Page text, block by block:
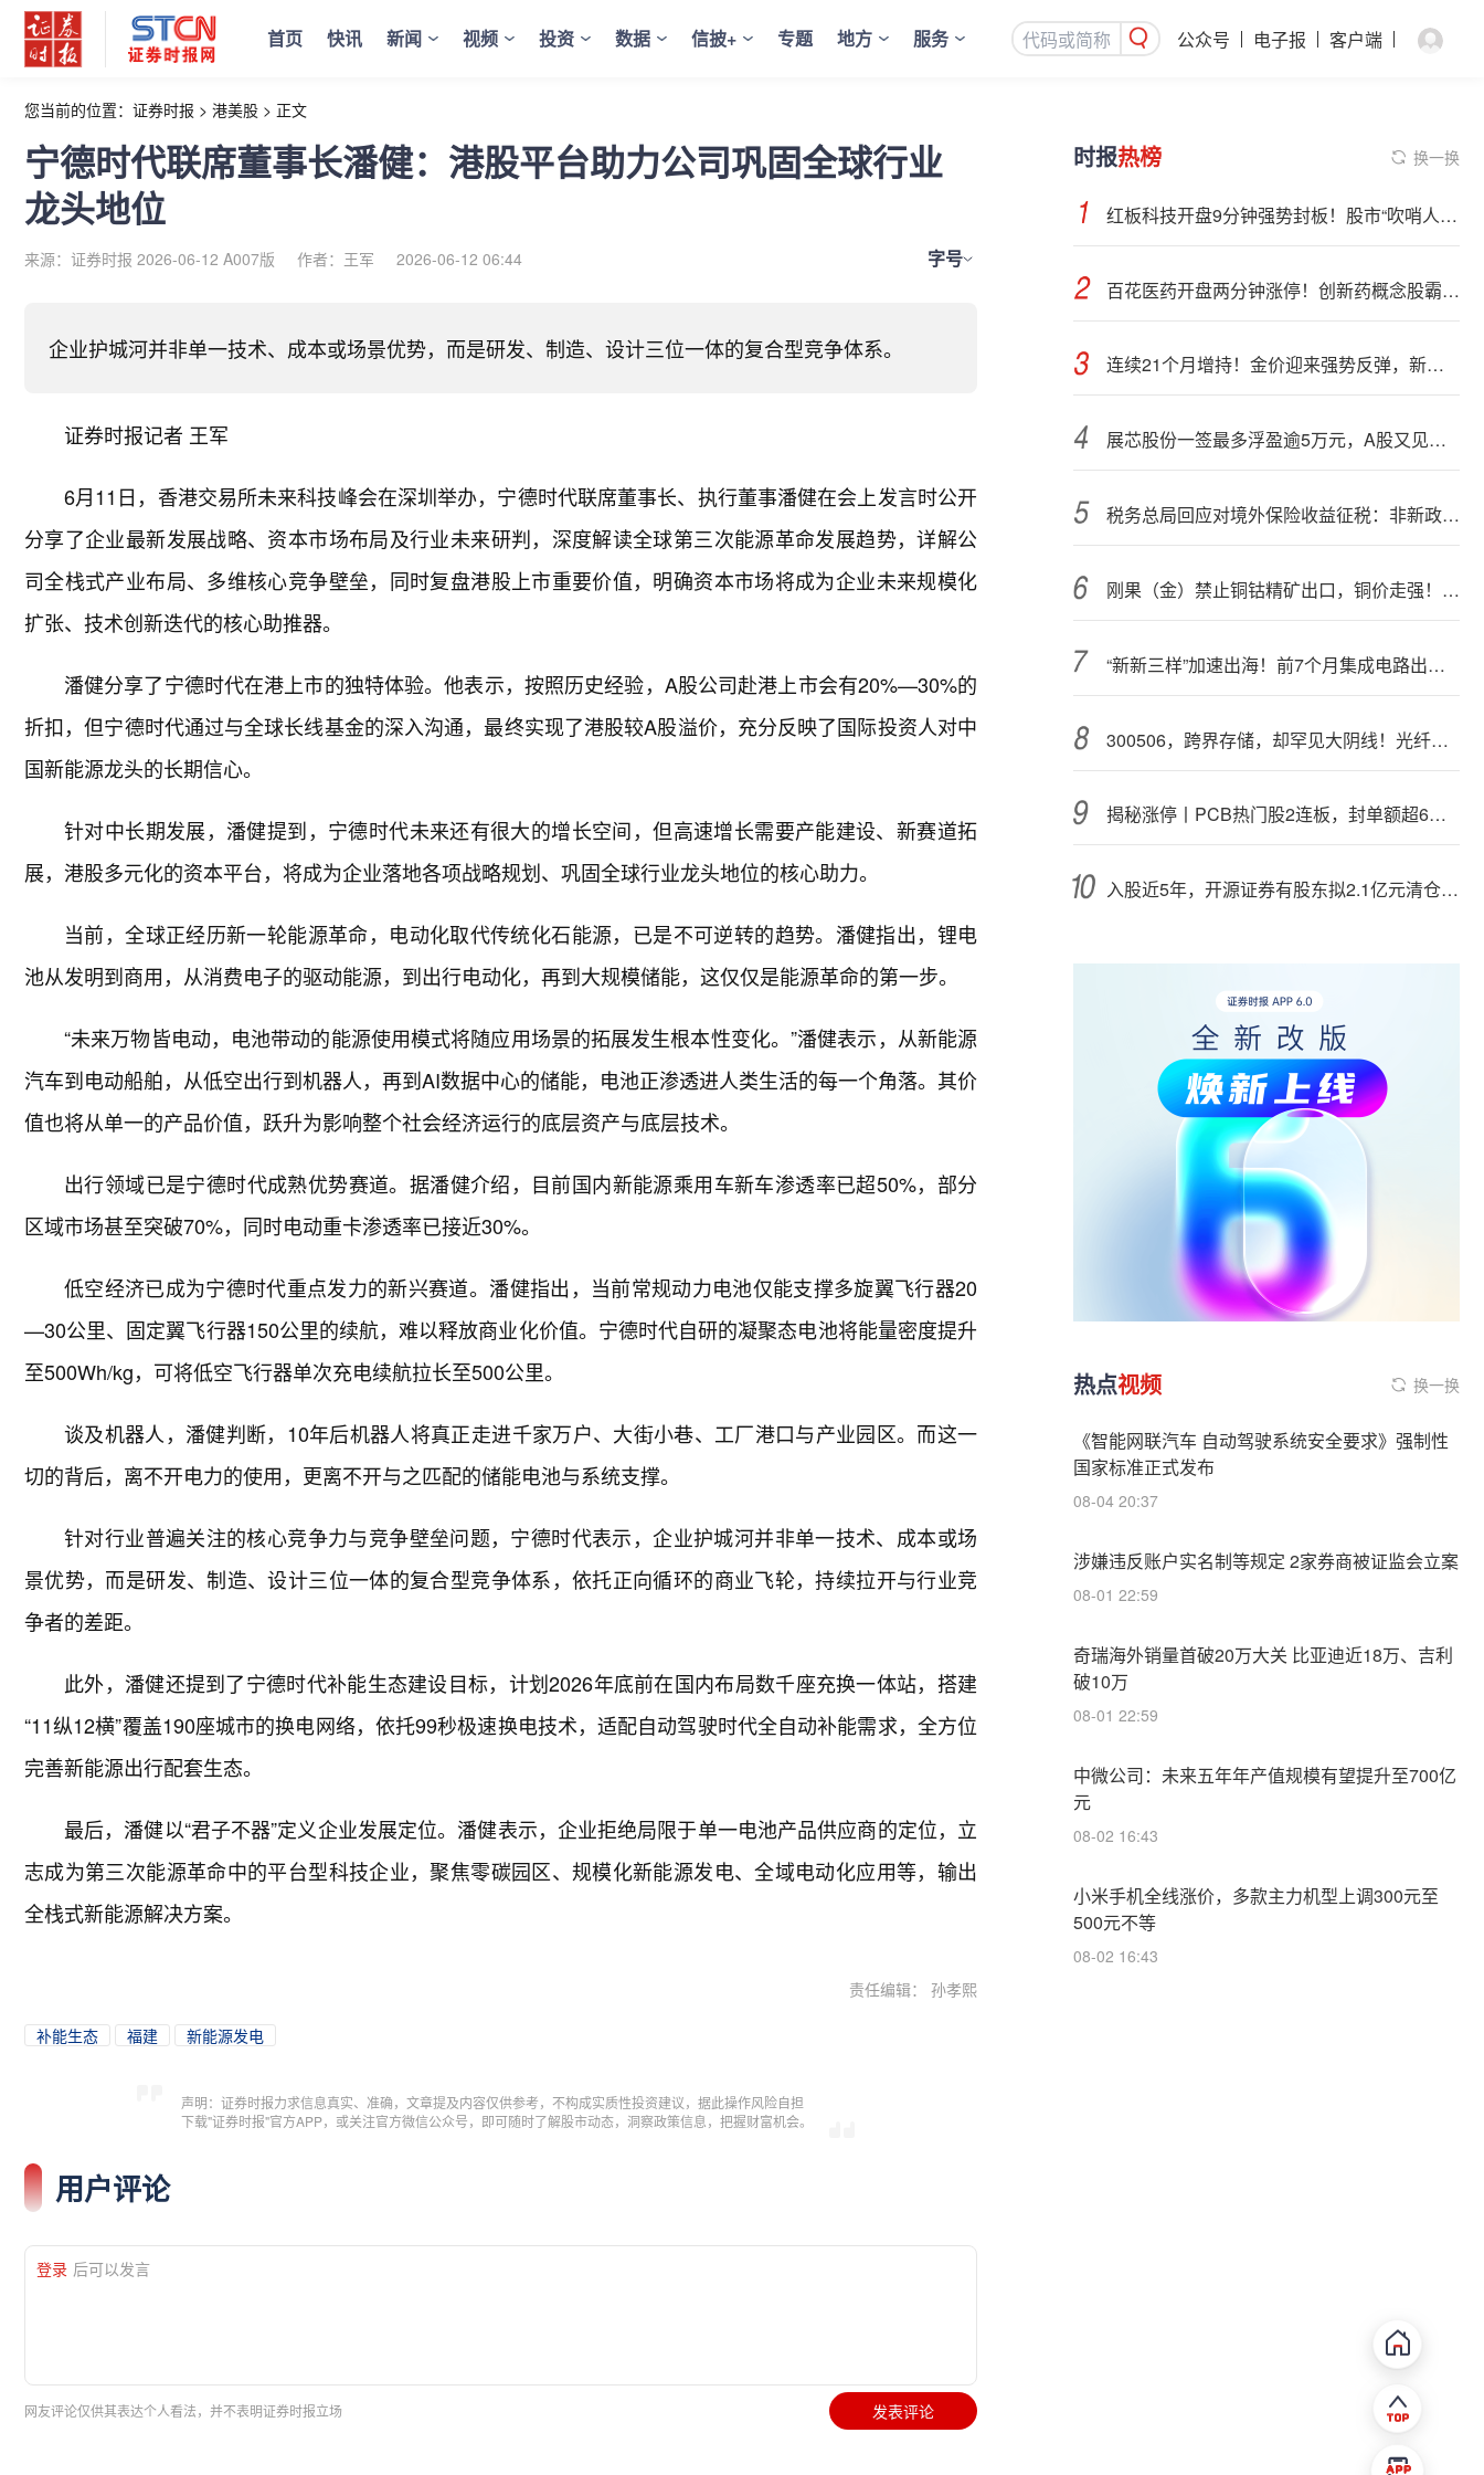
首页 快讯 新闻 视频 投资 数据 信披+ 专题 地方 服务 公众号 电子报 客户端
您当前的位置： 证券时报 > 港美股 > 正文
宁德时代联席董事长潘健：港股平台助力公司巩固全球行业
龙头地位
来源：证券时报 2026-06-12 A007版 作者：王军 2026-06-12 06:44 字号
企业护城河并非单一技术、成本或场景优势，而是研发、制造、设计三位一体的复合型竞争体系。
证券时报记者 王军
6月11日，香港交易所未来科技峰会在深圳举办，宁德时代联席董事长、执行董事潘健在会上发言时公开
分享了企业最新发展战略、资本市场布局及行业未来研判，深度解读全球第三次能源革命发展趋势，详解公
司全栈式产业布局、多维核心竞争壁垒，同时复盘港股上市重要价值，明确资本市场将成为企业未来规模化
扩张、技术创新迭代的核心助推器。
潘健分享了宁德时代在港上市的独特体验。他表示，按照历史经验，A股公司赴港上市会有20%—30%的
折扣，但宁德时代通过与全球长线基金的深入沟通，最终实现了港股较A股溢价，充分反映了国际投资人对中
国新能源龙头的长期信心。
针对中长期发展，潘健提到，宁德时代未来还有很大的增长空间，但高速增长需要产能建设、新赛道拓
展，港股多元化的资本平台，将成为企业落地各项战略规划、巩固全球行业龙头地位的核心助力。
当前，全球正经历新一轮能源革命，电动化取代传统化石能源，已是不可逆转的趋势。潘健指出，锂电
池从发明到商用，从消费电子的驱动能源，到出行电动化，再到大规模储能，这仅仅是能源革命的第一步。
“未来万物皆电动，电池带动的能源使用模式将随应用场景的拓展发生根本性变化。”潘健表示，从新能源
汽车到电动船舶，从低空出行到机器人，再到AI数据中心的储能，电池正渗透进人类生活的每一个角落。其价
值也将从单一的产品价值，跃升为影响整个社会经济运行的底层资产与底层技术。
出行领域已是宁德时代成熟优势赛道。据潘健介绍，目前国内新能源乘用车新车渗透率已超50%，部分
区域市场甚至突破70%，同时电动重卡渗透率已接近30%。
低空经济已成为宁德时代重点发力的新兴赛道。潘健指出，当前常规动力电池仅能支撑多旋翼飞行器20
—30公里、固定翼飞行器150公里的续航，难以释放商业化价值。宁德时代自研的凝聚态电池将能量密度提升
至500Wh/kg，可将低空飞行器单次充电续航拉长至500公里。
谈及机器人，潘健判断，10年后机器人将真正走进千家万户、大街小巷、工厂港口与产业园区。而这一
切的背后，离不开电力的使用，更离不开与之匹配的储能电池与系统支撑。
针对行业普遍关注的核心竞争力与竞争壁垒问题，宁德时代表示，企业护城河并非单一技术、成本或场
景优势，而是研发、制造、设计三位一体的复合型竞争体系，依托正向循环的商业飞轮，持续拉开与行业竞
争者的差距。
此外，潘健还提到了宁德时代补能生态建设目标，计划2026年底前在国内布局数千座充换一体站，搭建
“11纵12横”覆盖190座城市的换电网络，依托99秒极速换电技术，适配自动驾驶时代全自动补能需求，全方位
完善新能源出行配套生态。
最后，潘健以“君子不器”定义企业发展定位。潘健表示，企业拒绝局限于单一电池产品供应商的定位，立
志成为第三次能源革命中的平台型科技企业，聚焦零碳园区、规模化新能源发电、全域电动化应用等，输出
全栈式新能源解决方案。
责任编辑： 孙孝熙
补能生态 福建 新能源发电
声明：证券时报力求信息真实、准确，文章提及内容仅供参考，不构成实质性投资建议，据此操作风险自担
下载"证券时报"官方APP，或关注官方微信公众号，即可随时了解股市动态，洞察政策信息，把握财富机会。
用户评论
登录 后可以发言
网友评论仅供其表达个人看法，并不表明证券时报立场 发表评论
时报热榜 换一换
红板科技开盘9分钟强势封板！股市“吹哨人”突然改口！市场风向变了？
百花医药开盘两分钟涨停！创新药概念股霸屏，业绩预喜股来了
连续21个月增持！金价迎来强势反弹，新一轮上行窗口开启？
展芯股份一签最多浮盈逾5万元，A股又见肉签
税务总局回应对境外保险收益征税：非新政策，无需过度解读
刚果（金）禁止铜钴精矿出口，铜价走强！多家公司最新回应
“新新三样”加速出海！前7个月集成电路出口额接近翻倍
300506，跨界存储，却罕见大阴线！光纤需求激增，稀土细分原料，火了
揭秘涨停丨PCB热门股2连板，封单额超6亿元
入股近5年，开源证券有股东拟2.1亿元清仓离场
热点视频 换一换
《智能网联汽车 自动驾驶系统安全要求》强制性
国家标准正式发布
08-04 20:37
涉嫌违反账户实名制等规定 2家券商被证监会立案
08-01 22:59
奇瑞海外销量首破20万大关 比亚迪近18万、吉利
破10万
08-01 22:59
中微公司：未来五年年产值规模有望提升至700亿
元
08-02 16:43
小米手机全线涨价，多款主力机型上调300元至
500元不等
08-02 16:43